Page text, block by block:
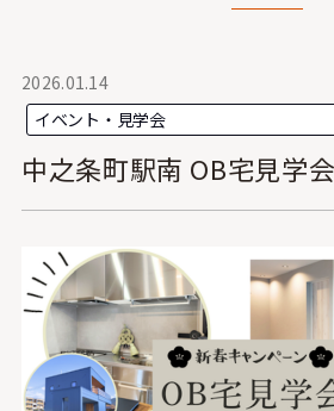
2026.01.14
イベント・見学会
中之条町駅南 OB宅見学会